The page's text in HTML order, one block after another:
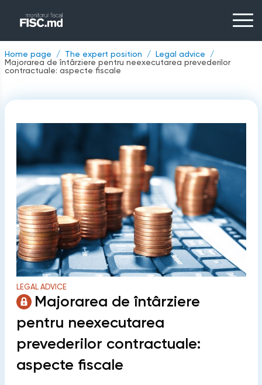
Home page The expert position
Legal advice
Majorarea de întârziere pentru neexecutarea prevederilor
contractuale: aspecte fiscale
LEGAL ADVICE
Majorarea de întârziere
pentru neexecutarea
prevederilor contractuale:
aspecte fiscale